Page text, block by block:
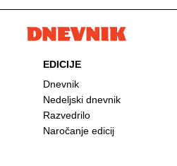
EDICIJE
Dnevnik
Nedeljski dnevnik
Razvedrilo
Naročanje edicij